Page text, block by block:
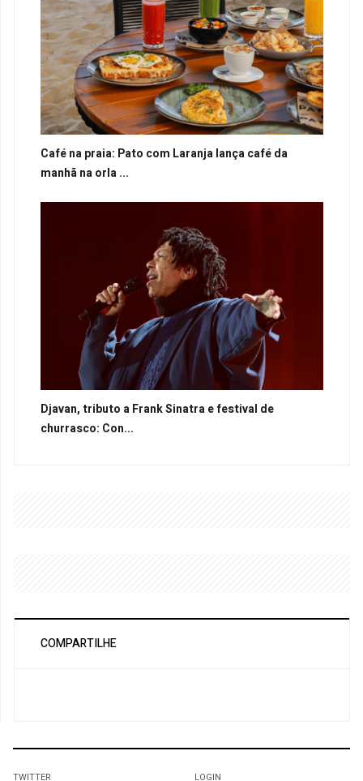
Café na praia: Pato com Laranja lança café da
manhã na orla ...
Djavan, tributo a Frank Sinatra e festival de
churrasco: Con...
COMPARTILHE
TWITTER LOGIN